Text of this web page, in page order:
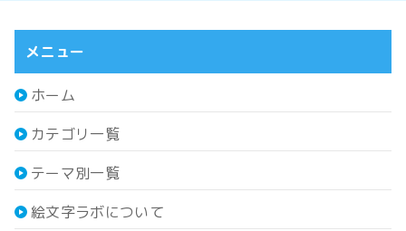
メニュー
ホーム
カテゴリ一覧
テーマ別一覧
絵文字ラボについて